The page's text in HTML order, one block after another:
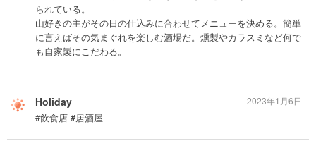
られている。
山好きの主がその日の仕込みに合わせてメニューを決める。簡単
に言えばその気まぐれを楽しむ酒場だ。燻製やカラスミなど何で
も自家製にこだわる。
Holiday
#飲食店 #居酒屋
2023年1月6日